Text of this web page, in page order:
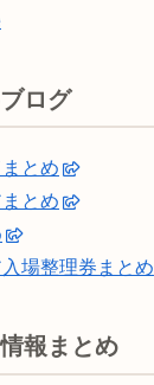
ログ
とめ
とめ
場整理券まとめ
報まとめ